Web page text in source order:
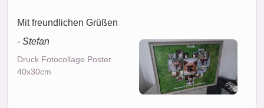
Mit freundlichen Grüßen
- Stefan
Druck Fotocollage Poster
40x30cm